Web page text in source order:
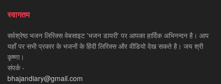
स्वागतम
सर्वश्रेष्ठ भजन लिरिक्स वेबसाइट 'भजन डायरी' पर आपका हार्दिक अभिनन्दन है। आप
यहाँ पर सभी प्रकार के भजनों के हिंदी लिरिक्स और वीडियो देख सकते है। जय श्री
कृष्णा।
संपर्क -
bhajandiary@gmail.com